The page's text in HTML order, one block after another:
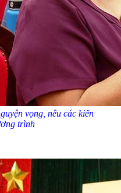
vọng, nêu các kiến
trình